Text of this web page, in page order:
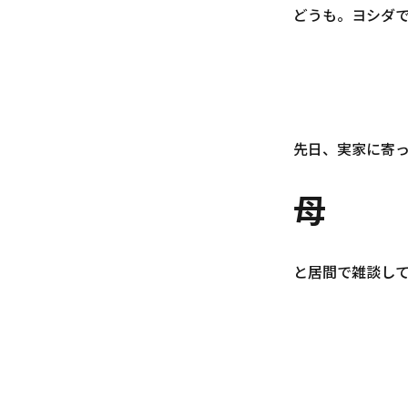
どうも。ヨシダで
先日、実家に寄
母
と居間で雑談し